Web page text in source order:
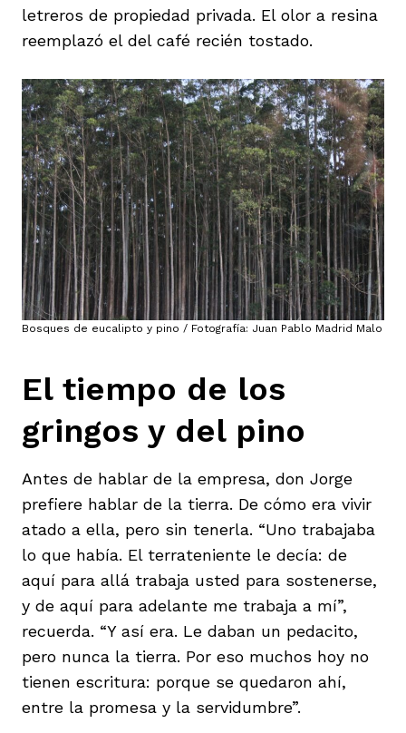
letreros de propiedad privada. El olor a resina
reemplazó el del café recién tostado.
Bosques de eucalipto y pino / Fotografía: Juan Pablo Madrid Malo
El tiempo de los
gringos y del pino
Antes de hablar de la empresa, don Jorge
prefiere hablar de la tierra. De cómo era vivir
atado a ella, pero sin tenerla. “Uno trabajaba
lo que había. El terrateniente le decía: de
aquí para allá trabaja usted para sostenerse,
y de aquí para adelante me trabaja a mí”,
recuerda. “Y así era. Le daban un pedacito,
pero nunca la tierra. Por eso muchos hoy no
tienen escritura: porque se quedaron ahí,
entre la promesa y la servidumbre”.